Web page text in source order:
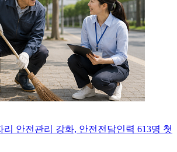
리 안전관리 강화, 안전전담인력 613명 첫